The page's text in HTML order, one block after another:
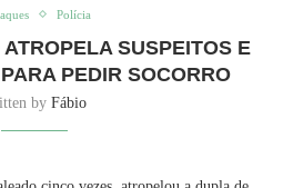
Polícia
SUSPEITOS E
PEDIR SOCORRO
by Fábio